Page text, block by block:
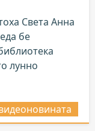
Света Анна
бе
лунно